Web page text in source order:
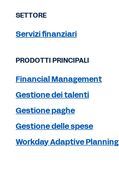
SETTORE
Servizi finanziari
PRODOTTI PRINCIPALI
Financial Management
Gestione dei talenti
Gestione paghe
Gestione delle spese
Workday Adaptive Planning